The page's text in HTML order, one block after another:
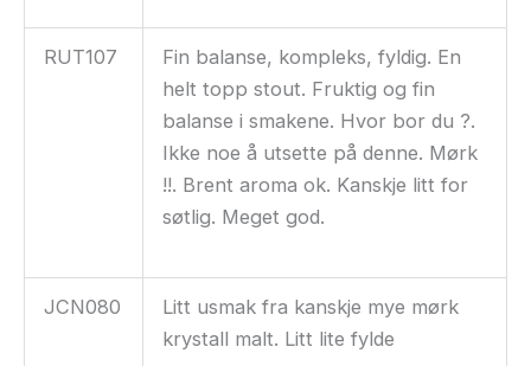
RUT107
Fin balanse, kompleks, fyldig. En
helt topp stout. Fruktig og fin
balanse i smakene. Hvor bor du ?.
Ikke noe å utsette på denne. Mørk
!!. Brent aroma ok. Kanskje litt for
søtlig. Meget god.
JCN080
Litt usmak fra kanskje mye mørk
krystall malt. Litt lite fylde